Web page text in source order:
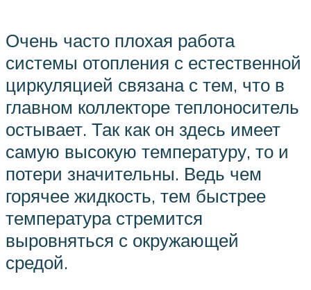
Очень часто плохая работа
системы отопления с естественной
циркуляцией связана с тем, что в
главном коллекторе теплоноситель
остывает. Так как он здесь имеет
самую высокую температуру, то и
потери значительны. Ведь чем
горячее жидкость, тем быстрее
температура стремится
выровняться с окружающей
средой.